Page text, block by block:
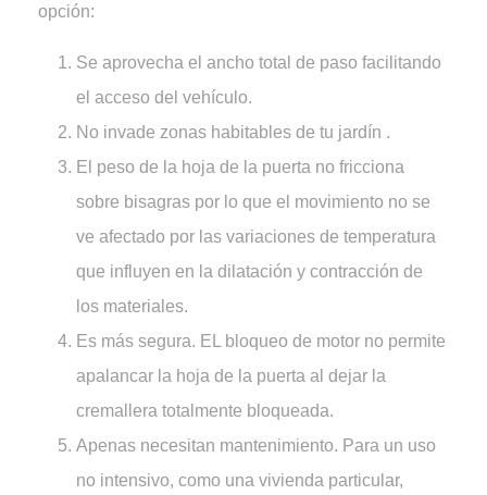
opción:
Se aprovecha el ancho total de paso facilitando
el acceso del vehículo.
No invade zonas habitables de tu jardín .
El peso de la hoja de la puerta no fricciona
sobre bisagras por lo que el movimiento no se
ve afectado por las variaciones de temperatura
que influyen en la dilatación y contracción de
los materiales.
Es más segura. EL bloqueo de motor no permite
apalancar la hoja de la puerta al dejar la
cremallera totalmente bloqueada.
Apenas necesitan mantenimiento. Para un uso
no intensivo, como una vivienda particular,